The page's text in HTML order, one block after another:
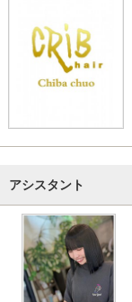
アシスタント